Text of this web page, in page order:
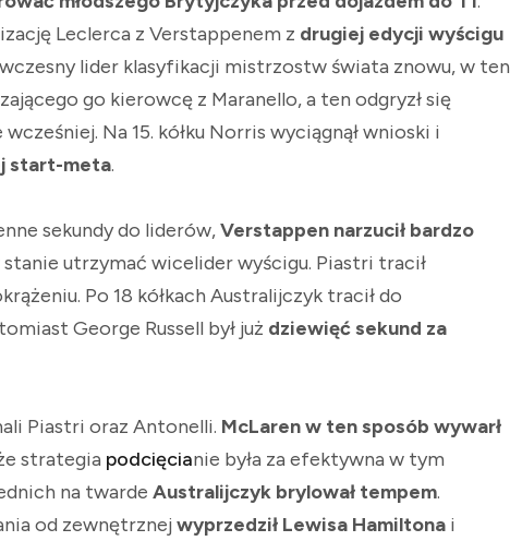
Leclerca z Verstappenem z drugiej edycji wyścigu
lider klasyfikacji mistrzostw świata znowu, w ten
go kierowcę z Maranello, a ten odgryzł się
Na 15. kółku Norris wyciągnął wnioski i
start-meta.
sekundy do liderów,Verstappen narzucił bardzo
stanie utrzymać wicelider wyścigu. Piastri tracił
Po 18 kółkach Australijczyk tracił do
George Russell był już dziewięć sekund za
Piastri oraz Antonelli. McLaren w ten sposób wywarł
strategia podcięcianie była za efektywna w tym
na twarde Australijczyk brylował tempem.
od zewnętrznejwyprzedził Lewisa Hamiltona i